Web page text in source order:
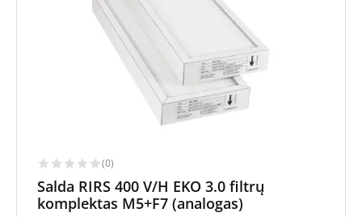
(0)
Salda RIRS 400 V/H EKO 3.0 filtrų
komplektas M5+F7 (analogas)